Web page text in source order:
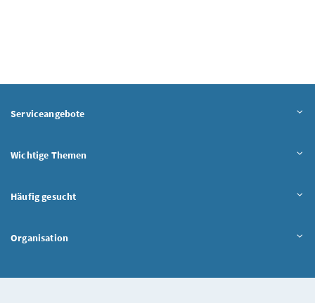
Serviceangebote
Wichtige Themen
Häufig gesucht
Organisation